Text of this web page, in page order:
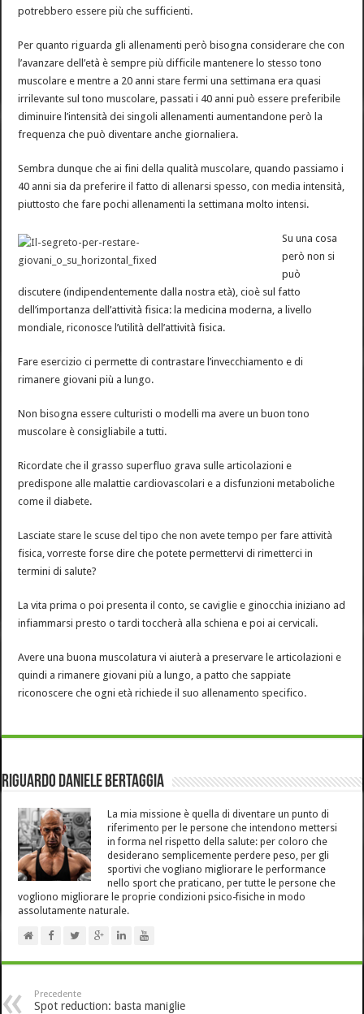
potrebbero essere più che sufficienti.
Per quanto riguarda gli allenamenti però bisogna considerare che con
l’avanzare dell’età è sempre più difficile mantenere lo stesso tono
muscolare e mentre a 20 anni stare fermi una settimana era quasi
irrilevante sul tono muscolare, passati i 40 anni può essere preferibile
diminuire l’intensità dei singoli allenamenti aumentandone però la
frequenza che può diventare anche giornaliera.
Sembra dunque che ai fini della qualità muscolare, quando passiamo i
40 anni sia da preferire il fatto di allenarsi spesso, con media intensità,
piuttosto che fare pochi allenamenti la settimana molto intensi.
Su una cosa
però non si
può
discutere (indipendentemente dalla nostra età), cioè sul fatto
dell’importanza dell’attività fisica: la medicina moderna, a livello
mondiale, riconosce l’utilità dell’attività fisica.
Fare esercizio ci permette di contrastare l’invecchiamento e di
rimanere giovani più a lungo.
Non bisogna essere culturisti o modelli ma avere un buon tono
muscolare è consigliabile a tutti.
Ricordate che il grasso superfluo grava sulle articolazioni e
predispone alle malattie cardiovascolari e a disfunzioni metaboliche
come il diabete.
Lasciate stare le scuse del tipo che non avete tempo per fare attività
fisica, vorreste forse dire che potete permettervi di rimetterci in
termini di salute?
La vita prima o poi presenta il conto, se caviglie e ginocchia iniziano ad
infiammarsi presto o tardi toccherà alla schiena e poi ai cervicali.
Avere una buona muscolatura vi aiuterà a preservare le articolazioni e
quindi a rimanere giovani più a lungo, a patto che sappiate
riconoscere che ogni età richiede il suo allenamento specifico.
Riguardo Daniele Bertaggia
La mia missione è quella di diventare un punto di
riferimento per le persone che intendono mettersi
in forma nel rispetto della salute: per coloro che
desiderano semplicemente perdere peso, per gli
sportivi che vogliano migliorare le performance
nello sport che praticano, per tutte le persone che
vogliono migliorare le proprie condizioni psico-fisiche in modo
assolutamente naturale.
Precedente
Spot reduction: basta maniglie